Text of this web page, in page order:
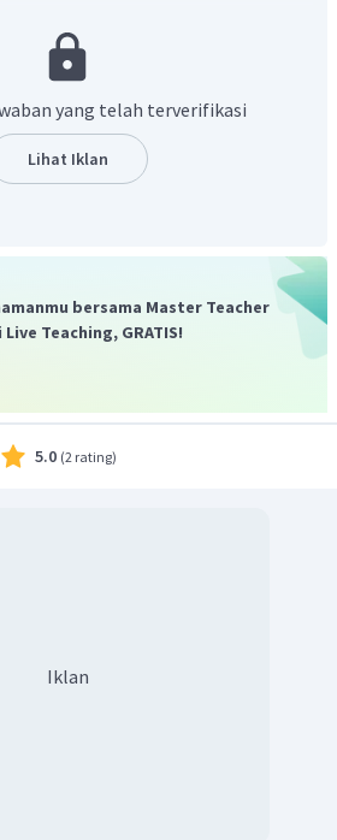
diagram energi orbital yang dapat
pengisian elektron pada subkulit
adalah seperti uraian di atas.
yang telah terverifikasi
Lihat Iklan
bersama Master Teacher
Teaching, GRATIS!
5.0 (2 rating)
Iklan